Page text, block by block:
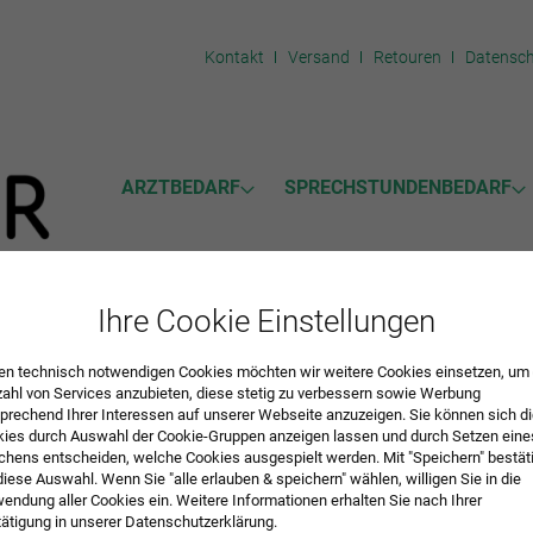
Kontakt Versand Retouren
ARZTBEDARF SPRECHSTUNDENBEDARF
Ihre Cookie Einstellungen
technisch notwendigen Cookies möchten wir weitere Cookies einsetzen, um
von Services anzubieten, diese stetig zu verbessern sowie Werbung
Ihrer Interessen auf unserer Webseite anzuzeigen. Sie können sich
durch Auswahl der Cookie-Gruppen anzeigen lassen und durch Setzen
entscheiden, welche Cookies ausgespielt werden. Mit "Speichern"
Auswahl. Wenn Sie "alle erlauben & speichern" wählen, willigen Sie in die
aller Cookies ein. Weitere Informationen erhalten Sie nach Ihrer
in unserer Datenschutzerklärung.